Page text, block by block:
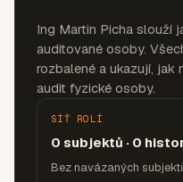
Ing Martin Picha slouží
auditované osoby.
rozbalené a ukazují,
audit fyzické osoby.
SÍŤ ROLÍ
0 subjektů · 0
Bez navázaných